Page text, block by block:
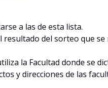
a las de esta lista.
del sorteo que
la Facultad donde se
y direcciones de las